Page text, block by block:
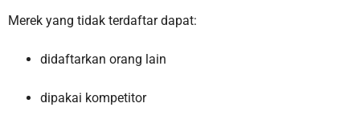
Merek yang tidak terdaftar dapat:
didaftarkan orang lain
dipakai kompetitor